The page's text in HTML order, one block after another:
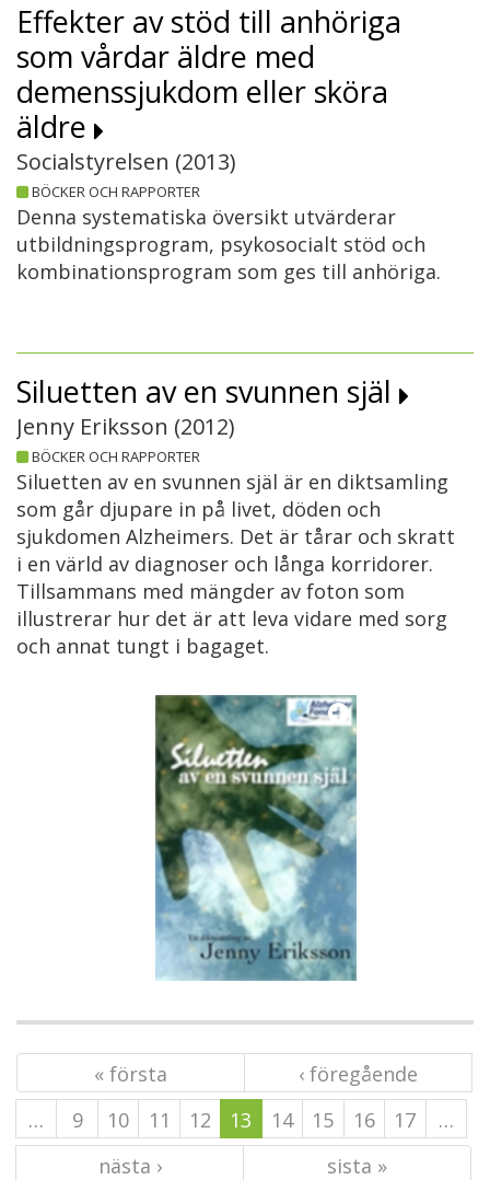
Effekter av stöd till anhöriga
som vårdar äldre med
demenssjukdom eller sköra
äldre
Socialstyrelsen (2013)
BÖCKER OCH RAPPORTER
Denna systematiska översikt utvärderar
utbildningsprogram, psykosocialt stöd och
kombinationsprogram som ges till anhöriga.
Siluetten av en svunnen själ
Jenny Eriksson (2012)
BÖCKER OCH RAPPORTER
Siluetten av en svunnen själ är en diktsamling
som går djupare in på livet, döden och
sjukdomen Alzheimers. Det är tårar och skratt
i en värld av diagnoser och långa korridorer.
Tillsammans med mängder av foton som
illustrerar hur det är att leva vidare med sorg
och annat tungt i bagaget.
« första
‹ föregående
…
9 10 11 12 13 14 15 16 17
…
nästa ›
sista »